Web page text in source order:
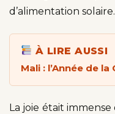
d’alimentation solaire.
À LIRE AUSSI
Mali : l’Année de
La joie était